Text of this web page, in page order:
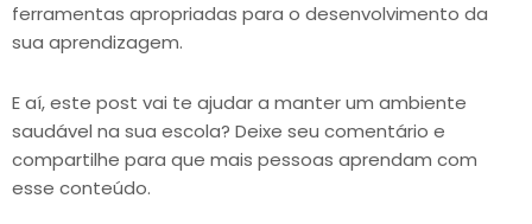
ferramentas apropriadas para o desenvolvimento da
sua aprendizagem.
E aí, este post vai te ajudar a manter um ambiente
saudável na sua escola? Deixe seu comentário e
compartilhe para que mais pessoas aprendam com
esse conteúdo.